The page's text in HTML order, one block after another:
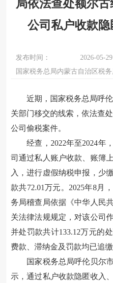
局依法查处额尔
公司私户收款
发布时间： 2026-05-29
国家税务总局内蒙古自治区税务
近期，国家税务总局呼
关部门移交的线索，依法查
公司偷税案件。
经查，2022年至2024年
司通过私人账户收款、账簿
入，进行虚假纳税申报，少
款共72.01万元。2025年8月
务局稽查局依据《中华人民
关法律法规规定，对该公司
并处罚款共计133.12万元的
费款、滞纳金及罚款均已追缴
国家税务总局呼伦贝尔
示，通过私户收款隐匿收入